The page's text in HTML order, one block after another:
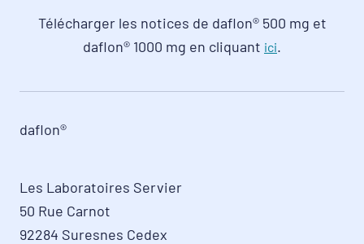
Télécharger les notices de daflon® 500 mg et
daflon® 1000 mg en cliquant ici.
daflon®
Les Laboratoires Servier
50 Rue Carnot
92284 Suresnes Cedex